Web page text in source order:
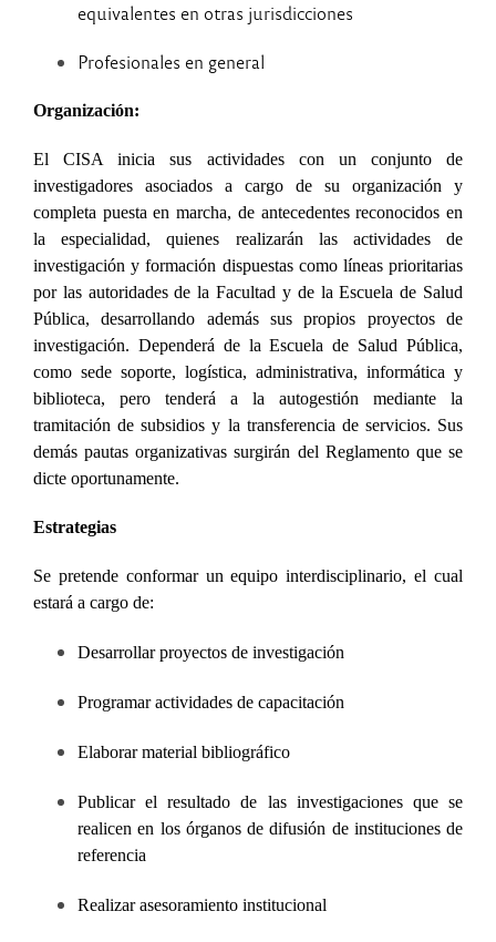
equivalentes en otras jurisdicciones
Profesionales en general
Organización:
El CISA inicia sus actividades con un conjunto de
investigadores asociados a cargo de su organización y
completa puesta en marcha, de antecedentes reconocidos en
la especialidad, quienes realizarán las actividades de
investigación y formación dispuestas como líneas prioritarias
por las autoridades de la Facultad y de la Escuela de Salud
Pública, desarrollando además sus propios proyectos de
investigación. Dependerá de la Escuela de Salud Pública,
como sede soporte, logística, administrativa, informática y
biblioteca, pero tenderá a la autogestión mediante la
tramitación de subsidios y la transferencia de servicios. Sus
demás pautas organizativas surgirán del Reglamento que se
dicte oportunamente.
Estrategias
Se pretende conformar un equipo interdisciplinario, el cual
estará a cargo de:
Desarrollar proyectos de investigación
Programar actividades de capacitación
Elaborar material bibliográfico
Publicar el resultado de las investigaciones que se
realicen en los órganos de difusión de instituciones de
referencia
Realizar asesoramiento institucional